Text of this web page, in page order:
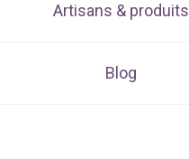
Artisans & produits
Blog